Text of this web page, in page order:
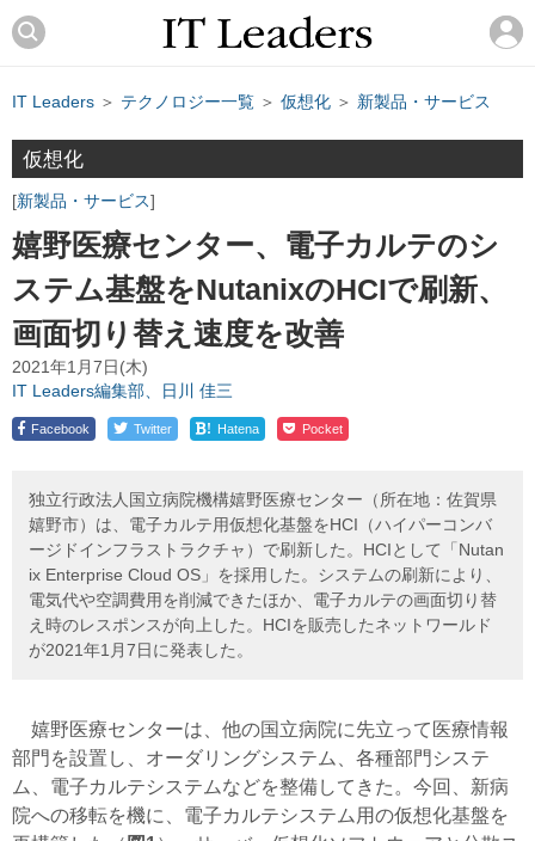
IT Leaders ＞ テクノロジー一覧 ＞ 仮想化 ＞ 新製品・サービス
仮想化
新製品・サービス
嬉野医療センター、電子カルテのシ
ステム基盤をNutanixのHCIで刷新、
画面切り替え速度を改善
2021年1月7日(木)
IT Leaders編集部、日川 佳三
Facebook Twitter ! Hatena Pocket
独立行政法人国立病院機構嬉野医療センター（所在地：佐賀県
嬉野市）は、電子カルテ用仮想化基盤をHCI（ハイパーコンバ
ージドインフラストラクチャ）で刷新した。HCIとして「Nutan
ix Enterprise Cloud OS」を採用した。システムの刷新により、
電気代や空調費用を削減できたほか、電子カルテの画面切り替
え時のレスポンスが向上した。HCIを販売したネットワールド
が2021年1月7日に発表した。
嬉野医療センターは、他の国立病院に先立って医療情報
部門を設置し、オーダリングシステム、各種部門システ
ム、電子カルテシステムなどを整備してきた。今回、新病
院への移転を機に、電子カルテシステム用の仮想化基盤を